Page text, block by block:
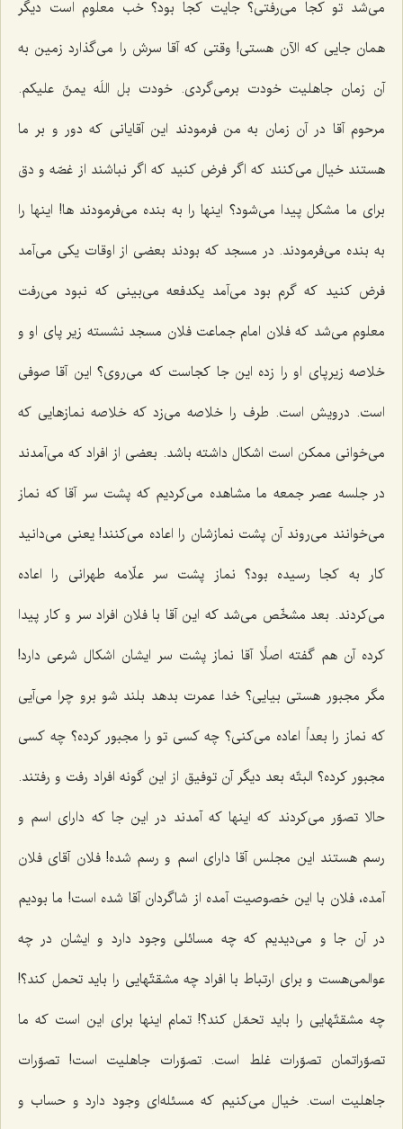
می‌شد تو كجا می‌رفتی؟ جایت كجا بود؟ خب معلوم است دیگر
همان جایی كه الآن هستی! وقتی كه آقا سرش را می‌گذارد زمین به
آن زمان جاهلیت خودت برمی‌گردی. خودت بل اللَه یمنّ علیكم.
مرحوم آقا در آن زمان به من فرمودند این آقایانی كه دور و بر ما
هستند خیال می‌كنند كه اگر فرض كنید كه اگر نباشند از غصّه و دق
برای ما مشكل پیدا می‌شود؟ اینها را به بنده می‌فرمودند ها! اینها را
به بنده می‌فرمودند. در مسجد كه بودند بعضی از اوقات یكی می‌آمد
فرض كنید كه گرم بود می‌آمد یكدفعه می‌بینی كه نبود می‌رفت
معلوم می‌شد كه فلان امام جماعت فلان مسجد نشسته زیر پای او و
خلاصه زیرپای او را زده این جا كجاست كه می‌روی؟ این آقا صوفی
است. درویش است. طرف را خلاصه می‌زد كه خلاصه نمازهایی كه
می‌خوانی ممكن است اشكال داشته باشد. بعضی از افراد كه می‌آمدند
در جلسه عصر جمعه ما مشاهده می‌كردیم كه پشت سر آقا كه نماز
می‌خوانند می‌روند آن پشت نمازشان را اعاده می‌كنند! یعنی می‌دانید
كار به كجا رسیده بود؟ نماز پشت سر علّامه طهرانی را اعاده
می‌كردند. بعد مشخّص می‌شد كه این آقا با فلان افراد سر و كار پیدا
كرده آن هم گفته اصلًا آقا نماز پشت سر ایشان اشكال شرعی دارد!
مگر مجبور هستی بیایی؟ خدا عمرت بدهد بلند شو برو چرا می‌آیی
كه نماز را بعداً اعاده می‌كنی؟ چه كسی تو را مجبور كرده؟ چه كسی
مجبور كرده؟ البتّه بعد دیگر آن توفیق از این گونه افراد رفت و رفتند.
حالا تصوّر می‌كردند كه اینها كه آمدند در این جا كه دارای اسم و
رسم هستند این مجلس آقا دارای اسم و رسم شده! فلان آقای فلان
آمده، فلان با این خصوصیت آمده از شاگردان آقا شده است! ما بودیم
در آن جا و می‌دیدیم كه چه مسائلی وجود دارد و ایشان در چه
عوالمی‌هست و برای ارتباط با افراد چه مشقتّهایی را باید تحمل كند؟!
چه مشقتّهایی را باید تحمّل كند؟! تمام اینها برای این است كه ما
تصوّراتمان تصوّرات غلط است. تصوّرات جاهلیت است! تصوّرات
جاهلیت است. خیال می‌كنیم كه مسئله‌ای وجود دارد و حساب و